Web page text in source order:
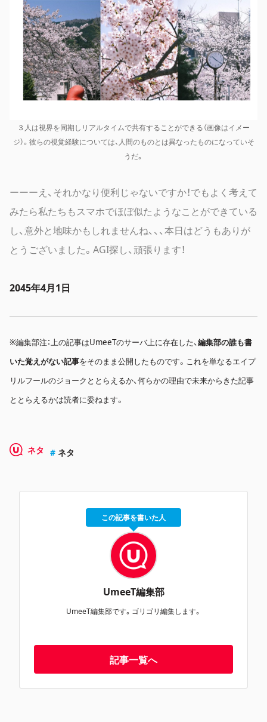
３人は視界を同期しリアルタイムで共有することができる（画像はイメー
ジ）。彼らの視覚経験については、人間のものとは異なったものになっていそ
うだ。
ーーーえ、それかなり便利じゃないですか！でもよく考えて
みたら私たちもスマホでほぼ似たようなことができている
し、意外と地味かもしれませんね、、、本日はどうもありが
とうございました。AGI探し、頑張ります！
2045年4月1日
※編集部注：上の記事はUmeeTのサーバ上に存在した、編集部の誰も書
いた覚えがない記事をそのまま公開したものです。これを単なるエイプ
リルフールのジョークととらえるか、何らかの理由で未来からきた記事
ととらえるかは読者に委ねます。
ネタ ネタ
この記事を書いた人
UmeeT編集部
UmeeT編集部です。ゴリゴリ編集します。
記事一覧へ